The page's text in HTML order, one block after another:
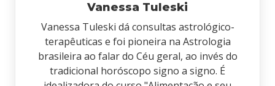
Vanessa Tuleski
Vanessa Tuleski dá consultas astrológico-
terapêuticas e foi pioneira na Astrologia
brasileira ao falar do Céu geral, ao invés do
tradicional horóscopo signo a signo. É